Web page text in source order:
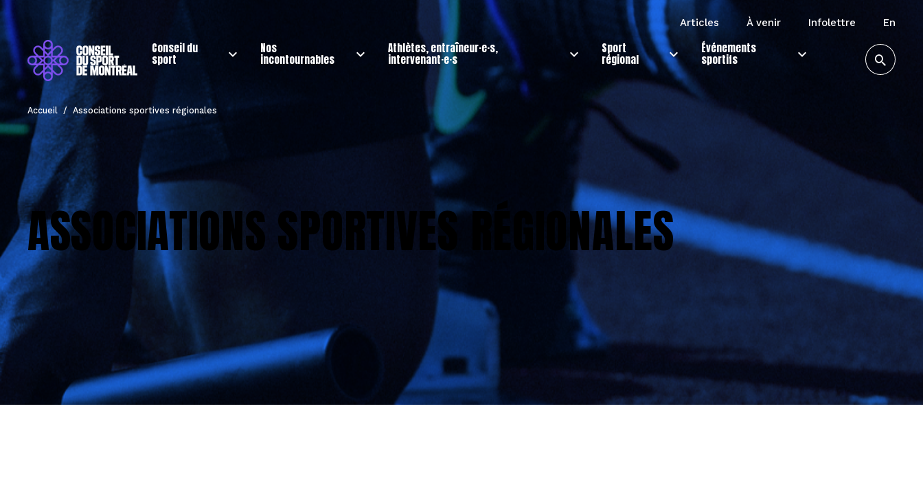
articles à venir infolettre en
Conseil du
sport
Nos
incontournables
Athlètes, entraîneur·e·s,
intervenant·e·s
Sport
régional
Événements
sportifs
Accueil / Associations sportives régionales
ASSOCIATIONS SPORTIVES RÉGIONALES